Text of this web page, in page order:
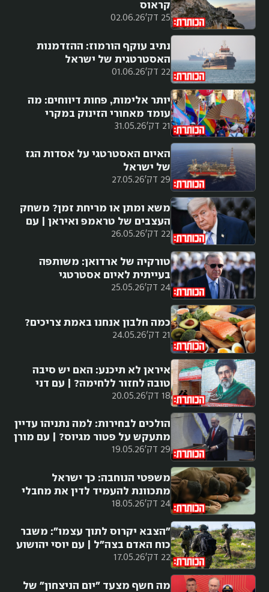
25 דק' 02.06.26
קראוס
22 דק' 01.06.26
נתיב עוקף הורמוז: ההזדמנות
האסטרטגית של ישראל
21 דק' 31.05.26
יותר אלימות, פחות דיווחים: מה
עומד מאחורי הזינוק במקרי
הלהט"בופוביה?
29 דק' 27.05.26
האיום האסטרטגי על אסדות הגז
של ישראל
22 דק' 26.05.26
משא ומתן או מריחת זמן? משחק
העצבים של טראמפ ואיראן | עם
רון בן ישי
24 דק' 25.05.26
טורקיה של ארדואן: משותפה
בעייתית לאיום אסטרטגי
21 דק' 24.05.26
כמה חלבון אנחנו באמת צריכים?
18 דק' 20.05.26
איראן לא תיכנע: האם יש סיבה
טובה לחזור ללחימה? | עם דני
סיטרינוביץ
29 דק' 19.05.26
הולכים לבחירות: למה נתניהו עדיין
מתעקש על פטור מגיוס? | עם מורן
אזולאי
24 דק' 18.05.26
משפטי הנוחבה: כך ישראל
מתכוונת להעמיד לדין את מחבלי
7 באוקטובר
22 דק' 17.05.26
"הצבא יקרוס לתוך עצמו": משבר
כוח האדם בצה"ל | עם יוסי יהושוע
מה חשף מצעד "יום הניצחון" של